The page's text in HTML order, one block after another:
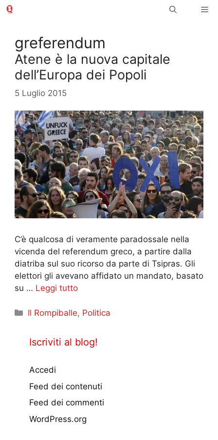
Vai
greferendum
Atene è la nuova capitale
dell’Europa dei Popoli
5 Luglio 2015
C’è qualcosa di veramente paradossale nella
vicenda del referendum greco, a partire dalla
diatriba sul suo ricorso da parte di Tsipras. Gli
elettori gli avevano affidato un mandato, basato
su … Leggi tutto
Categorie
Il Rompiballe, Politica
Iscriviti al blog!
Accedi
Feed dei contenuti
Feed dei commenti
WordPress.org